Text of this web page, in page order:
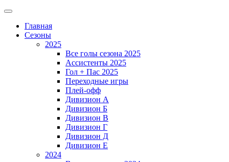
Главная
Сезоны
2025
Все голы сезона 2025
Ассистенты 2025
Гол + Пас 2025
Переходные игры
Плей-офф
Дивизион A
Дивизион Б
Дивизион В
Дивизион Г
Дивизион Д
Дивизион Е
2024